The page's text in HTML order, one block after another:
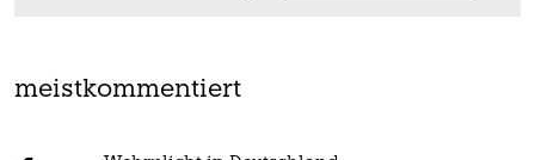
meistkommentiert